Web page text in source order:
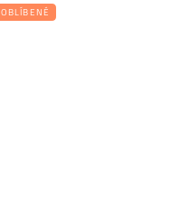
OBLÍBENÉ